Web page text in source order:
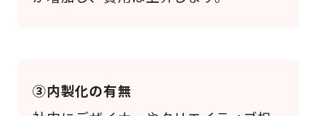
③内製化の有無